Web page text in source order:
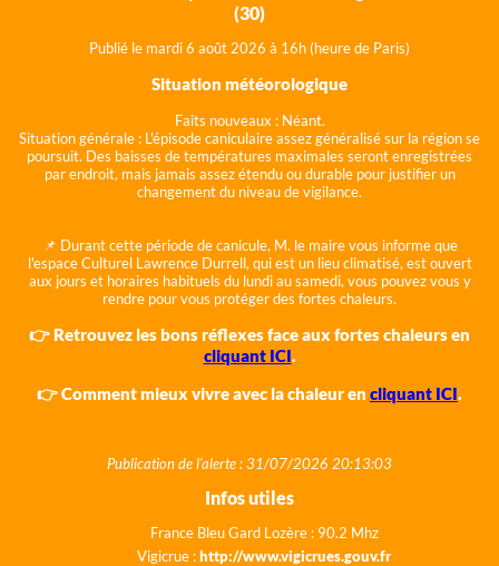
(30)
Publié le mardi 6 août 2026 à 16h (heure de Paris)
Situation météorologique
Faits nouveaux : Néant.
Situation générale : L'épisode caniculaire assez généralisé sur la région se
poursuit. Des baisses de températures maximales seront enregistrées
par endroit, mais jamais assez étendu ou durable pour justifier un
changement du niveau de vigilance.
📌 Durant cette période de canicule, M. le maire vous informe que
l'espace Culturel Lawrence Durrell, qui est un lieu climatisé, est ouvert
aux jours et horaires habituels du lundi au samedi, vous pouvez vous y
rendre pour vous protéger des fortes chaleurs.
👉 Retrouvez les bons réflexes face aux fortes chaleurs en
cliquant ICI.
👉 Comment mieux vivre avec la chaleur en cliquant ICI.
Publication de l'alerte : 31/07/2026 20:13:03
Infos utiles
France Bleu Gard Lozère : 90.2 Mhz
Vigicrue :http://www.vigicrues.gouv.fr